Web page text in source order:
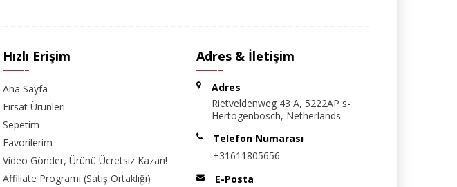
Hızlı Erişim
Ana Sayfa
Fırsat Ürünleri
Sepetim
Favorilerim
Video Gönder, Ürünü Ücretsiz Kazan!
Affiliate Programı (Satış Ortaklığı)
Adres & İletişim
Adres
Rietveldenweg 43 A, 5222AP s-
Hertogenbosch, Netherlands
Telefon Numarası
+31611805656
E-Posta